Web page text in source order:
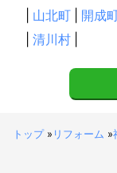
山北町 開成
清川村
トップ» リフォーム »